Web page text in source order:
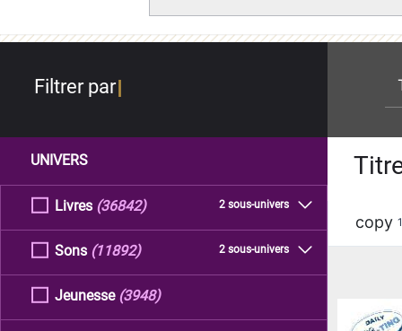
Filtrer par
UNIVERS
Livres 2 sous-univers
(36842)
Sons 2 sous-univers
(11892)
Jeunesse (3948)
copy